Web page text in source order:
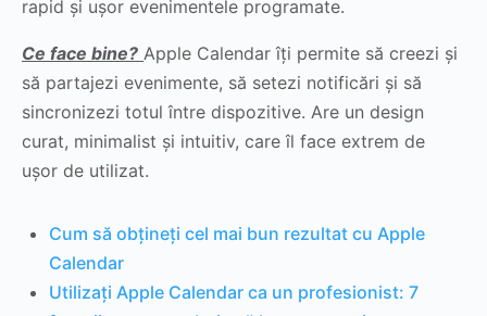
rapid și ușor evenimentele programate.
Ce face bine? Apple Calendar îți permite să creezi și
să partajezi evenimente, să setezi notificări și să
sincronizezi totul între dispozitive. Are un design
curat, minimalist și intuitiv, care îl face extrem de
ușor de utilizat.
Cum să obțineți cel mai bun rezultat cu Apple
Calendar
Utilizați Apple Calendar ca un profesionist: 7